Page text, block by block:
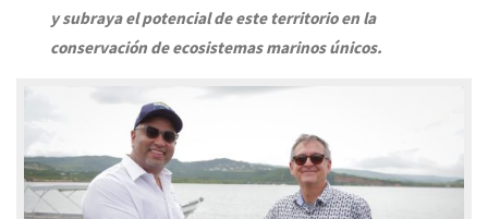
y subraya el potencial de este territorio en la
conservación de ecosistemas marinos únicos.